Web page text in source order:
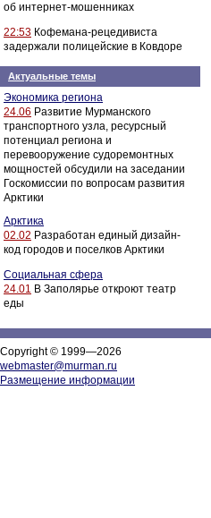
об интернет-мошенниках
22:53 Кофемана-рецедивиста
задержали полицейские в Ковдоре
Актуальные темы
Экономика региона
24.06 Развитие Мурманского
транспортного узла, ресурсный
потенциал региона и
перевооружение судоремонтных
мощностей обсудили на заседании
Госкомиссии по вопросам развития
Арктики
Арктика
02.02 Разработан единый дизайн-
код городов и поселков Арктики
Социальная сфера
24.01 В Заполярье откроют театр
еды
Copyright © 1999—2026
webmaster@murman.ru
Размещение информации